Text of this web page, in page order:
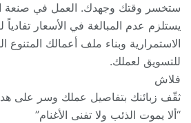
ستخسر وقتك وجهدك. العمل في صنعة
يستلزم عدم المبالغة في الأسعار تفادياً
الاستمرارية وبناء ملف أعمالك
للتسويق لعملك.
فلاش
ثقّف زبائنك بتفاصيل عملك وسر على
“ألا يموت الذئب ولا تفنى الأغنام”